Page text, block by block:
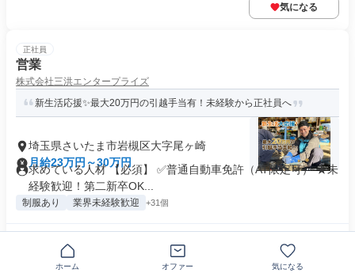
気になる
正社員
営業
株式会社三洪エンタープライズ
新生活応援✨最大20万円の引越手当有！未経験から正社員へ
埼玉県さいたま市岩槻区大字尾ヶ崎
月給23万円～30万円
求めている人材 【必須】 ✅普通自動車免許（AT限定可） ★未
経験歓迎！第二新卒OK...
制服あり 業界未経験歓迎 +31個
気になる
ホーム オファー 気になる